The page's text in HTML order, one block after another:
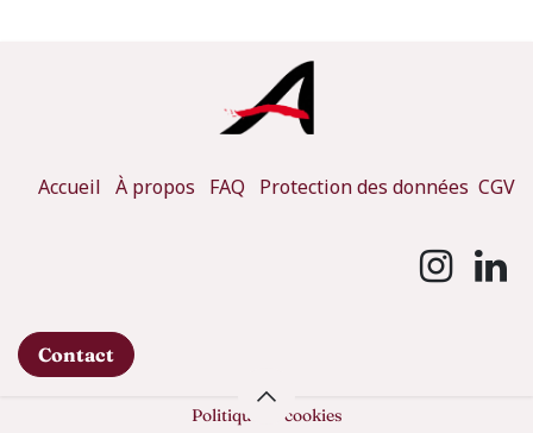
Accueil À propos FAQ Protection des données CGV
Contact
Politique de cookies